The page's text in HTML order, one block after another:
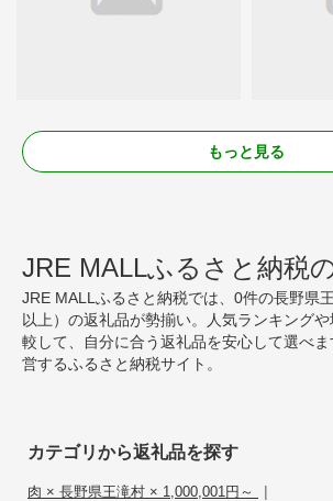
もっと見る
JRE MALLふるさと納税
JRE MALLふるさと納税では、0件の長野県
以上）の返礼品が勢揃い。人気ランキング
較して、自分に合う返礼品を安心して選べ
営するふるさと納税サイト。
カテゴリから返礼品を探す
肉 × 長野県王滝村 × 1,000,001円～ |